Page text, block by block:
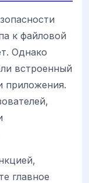
к файловой
Однако
встроенный
приложения.
главное